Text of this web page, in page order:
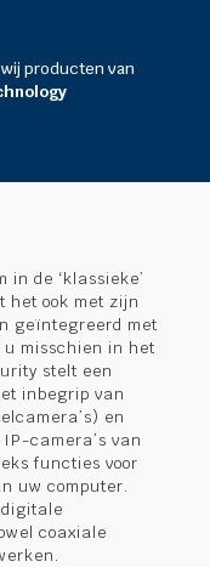
producten van
in de ‘klassieke’
het ook met zijn
geïntegreerd met
u misschien in het
stelt een
inbegrip van
en
camera’s van
functies voor
uw computer.
coaxiale